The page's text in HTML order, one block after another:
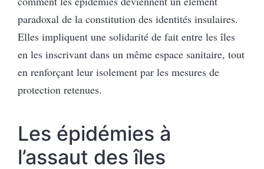
paradoxal de la constitution des identités insulaires.
Elles impliquent une solidarité de fait entre les îles
en les inscrivant dans un même espace sanitaire, tout
en renforçant leur isolement par les mesures de
protection retenues.
Les épidémies à
l’assaut des îles